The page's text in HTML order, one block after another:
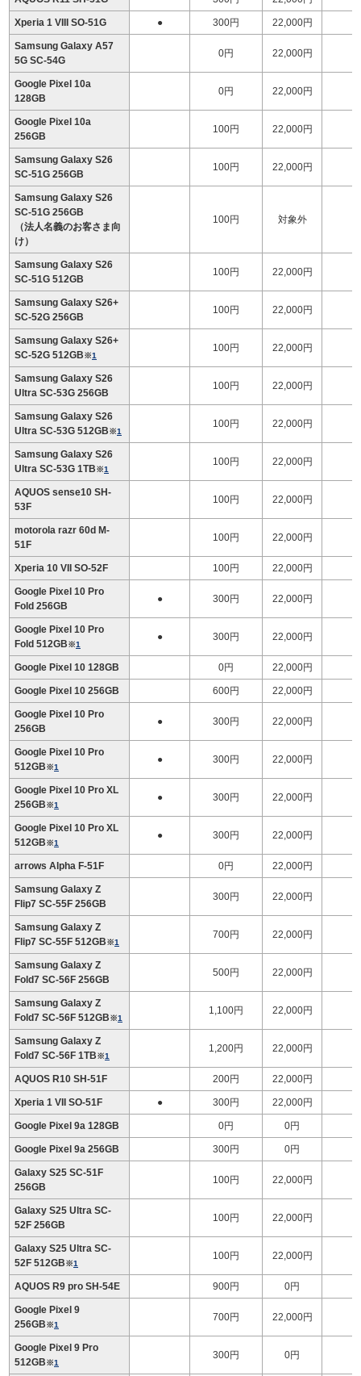
Xperia 1 VIII SO-51G ● 300円 22,000円
Samsung Galaxy A57
5G SC-54G
0円 22,000円
Google Pixel 10a
128GB
0円 22,000円
Google Pixel 10a
256GB
100円 22,000円
Samsung Galaxy S26
SC-51G 256GB
100円 22,000円
Samsung Galaxy S26
SC-51G 256GB
（法人名義のお客さま向
け）
100円 対象外
Samsung Galaxy S26
SC-51G 512GB
100円 22,000円
Samsung Galaxy S26+
SC-52G 256GB
100円 22,000円
Samsung Galaxy S26+
SC-52G 512GB※1
100円 22,000円
Samsung Galaxy S26
Ultra SC-53G 256GB
100円 22,000円
Samsung Galaxy S26
Ultra SC-53G 512GB※1
100円 22,000円
Samsung Galaxy S26
Ultra SC-53G 1TB※1
100円 22,000円
AQUOS sense10 SH-
53F
100円 22,000円
motorola razr 60d M-
51F
100円 22,000円
Xperia 10 VII SO-52F 100円 22,000円
Google Pixel 10 Pro
Fold 256GB
● 300円 22,000円
Google Pixel 10 Pro
Fold 512GB※1
● 300円 22,000円
Google Pixel 10 128GB 0円 22,000円
Google Pixel 10 256GB 600円 22,000円
Google Pixel 10 Pro
256GB
● 300円 22,000円
Google Pixel 10 Pro
512GB※1
● 300円 22,000円
Google Pixel 10 Pro XL
256GB※1
● 300円 22,000円
Google Pixel 10 Pro XL
512GB※1
● 300円 22,000円
arrows Alpha F-51F 0円 22,000円
Samsung Galaxy Z
Flip7 SC-55F 256GB
300円 22,000円
Samsung Galaxy Z
Flip7 SC-55F 512GB※1
700円 22,000円
Samsung Galaxy Z
Fold7 SC-56F 256GB
500円 22,000円
Samsung Galaxy Z
Fold7 SC-56F 512GB※1
1,100円 22,000円
Samsung Galaxy Z
Fold7 SC-56F 1TB※1
1,200円 22,000円
AQUOS R10 SH-51F 200円 22,000円
Xperia 1 VII SO-51F ● 300円 22,000円
Google Pixel 9a 128GB 0円 0円
Google Pixel 9a 256GB 300円 0円
Galaxy S25 SC-51F
256GB
100円 22,000円
Galaxy S25 Ultra SC-
52F 256GB
100円 22,000円
Galaxy S25 Ultra SC-
52F 512GB※1
100円 22,000円
AQUOS R9 pro SH-54E 900円 0円
Google Pixel 9
256GB※1
700円 22,000円
Google Pixel 9 Pro
512GB※1
300円 0円